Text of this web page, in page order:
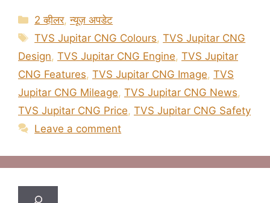
Categories
2 व्हीलर,न्यूज़ अपडेट
Tags
TVS Jupitar CNG Colours,TVS Jupitar CNG
Design, TVS Jupitar CNG Engine, TVS Jupitar
CNG Features, TVS Jupitar CNG Image, TVS
Jupitar CNG Mileage, TVS Jupitar CNG News,
TVS Jupitar CNG Price, TVS Jupitar CNG Safety
Leave a comment